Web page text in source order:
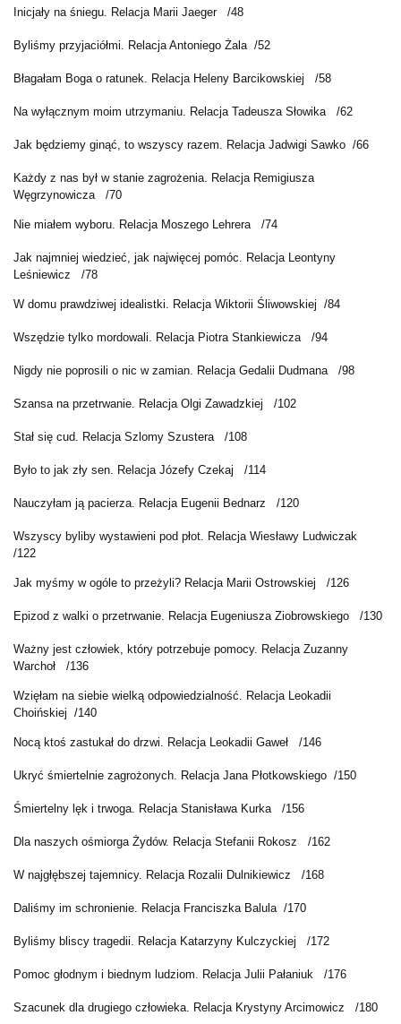
Inicjały na śniegu. Relacja Marii Jaeger /48
Byliśmy przyjaciółmi. Relacja Antoniego Żala /52
Błagałam Boga o ratunek. Relacja Heleny Barcikowskiej /58
Na wyłącznym moim utrzymaniu. Relacja Tadeusza Słowika /62
Jak będziemy ginąć, to wszyscy razem. Relacja Jadwigi Sawko /66
Każdy z nas był w stanie zagrożenia. Relacja Remigiusza
Węgrzynowicza
/70
Nie miałem wyboru. Relacja Moszego Lehrera /74
Jak najmniej wiedzieć, jak najwięcej pomóc. Relacja Leontyny
Leśniewicz
/78
W domu prawdziwej idealistki. Relacja Wiktorii Śliwowskiej /84
Wszędzie tylko mordowali. Relacja Piotra Stankiewicza /94
Nigdy nie poprosili o nic w zamian. Relacja Gedalii Dudmana /98
Szansa na przetrwanie. Relacja Olgi Zawadzkiej /102
Stał się cud. Relacja Szlomy Szustera /108
Było to jak zły sen. Relacja Józefy Czekaj /114
Nauczyłam ją pacierza. Relacja Eugenii Bednarz /120
Wszyscy byliby wystawieni pod płot. Relacja Wiesławy Ludwiczak
/122
Jak myśmy w ogóle to przeżyli? Relacja Marii Ostrowskiej /126
Epizod z walki o przetrwanie. Relacja Eugeniusza Ziobrowskiego /130
Ważny jest człowiek, który potrzebuje pomocy. Relacja Zuzanny
Warchoł
/136
Wzięłam na siebie wielką odpowiedzialność. Relacja Leokadii
Choińskiej /140
Nocą ktoś zastukał do drzwi. Relacja Leokadii Gaweł /146
Ukryć śmiertelnie zagrożonych. Relacja Jana Płotkowskiego /150
Śmiertelny lęk i trwoga. Relacja Stanisława Kurka /156
Dla naszych ośmiorga Żydów. Relacja Stefanii Rokosz /162
W najgłębszej tajemnicy. Relacja Rozalii Dulnikiewicz /168
Daliśmy im schronienie. Relacja Franciszka Balula /170
Byliśmy bliscy tragedii. Relacja Katarzyny Kulczyckiej /172
Pomoc głodnym i biednym ludziom. Relacja Julii Pałaniuk /176
Szacunek dla drugiego człowieka. Relacja Krystyny Arcimowicz /180